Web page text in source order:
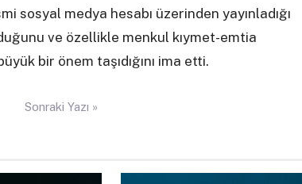
sosyal medya hesabı üzerinden yayınladığı
ve özellikle menkul kıymet-emtia
bir önem taşıdığını ima etti.
Sonraki Yazı »